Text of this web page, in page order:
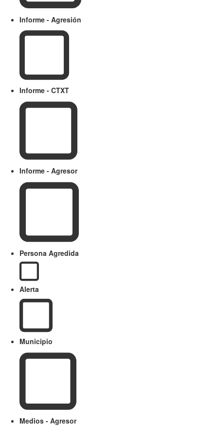
Informe - Agresión
Informe - CTXT
Informe - Agresor
Persona Agredida
Alerta
Municipio
Medios - Agresor